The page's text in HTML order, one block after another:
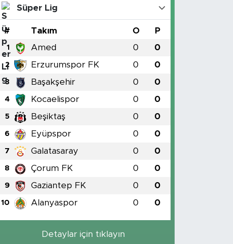
Süper Lig
# Takım O P
1 Amed 0 0
2 Erzurumspor FK 0 0
3 Başakşehir 0 0
4 Kocaelispor 0 0
5 Beşiktaş 0 0
6 Eyüpspor 0 0
7 Galatasaray 0 0
8 Çorum FK 0 0
9 Gaziantep FK 0 0
10 Alanyaspor 0 0
Detaylar için tıklayın